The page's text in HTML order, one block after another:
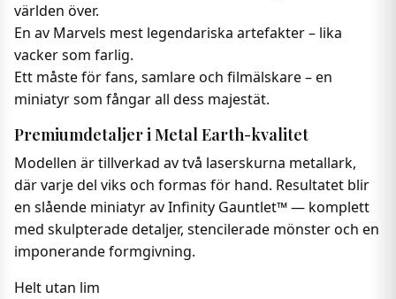
världen över.
En av Marvels mest legendariska artefakter – lika
vacker som farlig.
Ett måste för fans, samlare och filmälskare – en
miniatyr som fångar all dess majestät.
Premiumdetaljer i Metal Earth-kvalitet
Modellen är tillverkad av två laserskurna metallark,
där varje del viks och formas för hand. Resultatet blir
en slående miniatyr av Infinity Gauntlet™ — komplett
med skulpterade detaljer, stencilerade mönster och en
imponerande formgivning.
Helt utan lim